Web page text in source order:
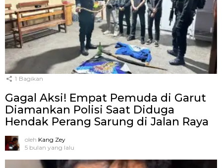
1 Bagikan
Gagal Aksi! Empat Pemuda di Garut
Diamankan Polisi Saat Diduga
Hendak Perang Sarung di Jalan Raya
oleh Kang Zey
5 bulan yang lalu